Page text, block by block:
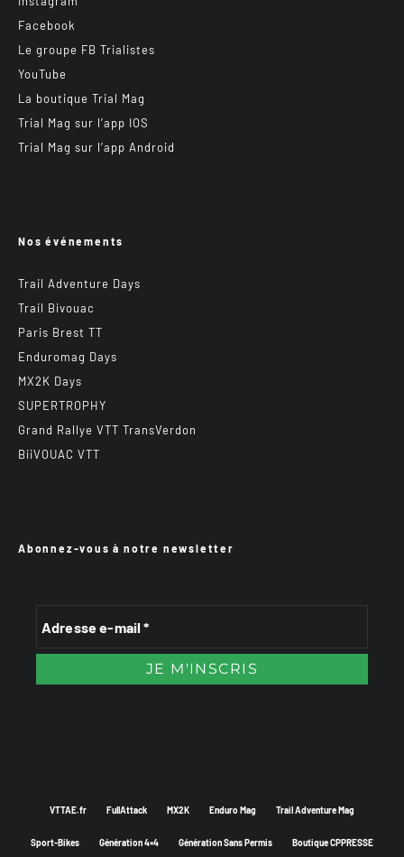
Facebook
Le groupe FB Trialistes
YouTube
La boutique Trial Mag
Trial Mag sur l’app IOS
Trial Mag sur l’app Android
Nos événements
Trail Adventure Days
Trail Bivouac
Paris Brest TT
Enduromag Days
MX2K Days
SUPERTROPHY
Grand Rallye VTT TransVerdon
BiiVOUAC VTT
Abonnez-vous à notre newsletter
VTTAE.fr FullAttack MX2K Enduro Mag Trail Adventure Mag
Sport-Bikes Génération 4×4 Génération Sans Permis Boutique CPPRESSE